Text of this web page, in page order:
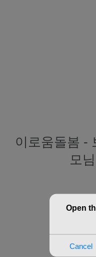
이로움돌봄 -
모